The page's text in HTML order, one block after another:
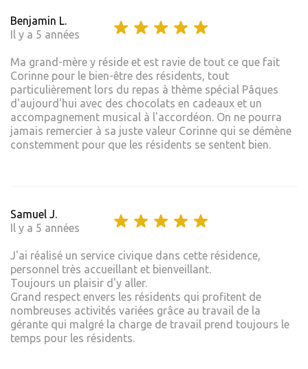
Benjamin L.
Il y a 5 années
Ma grand-mère y réside et est ravie de tout ce que fait
Corinne pour le bien-être des résidents, tout
particulièrement lors du repas à thème spécial Pâques
d'aujourd'hui avec des chocolats en cadeaux et un
accompagnement musical à l'accordéon. On ne pourra
jamais remercier à sa juste valeur Corinne qui se démène
constemment pour que les résidents se sentent bien.
Samuel J.
Il y a 5 années
J'ai réalisé un service civique dans cette résidence,
personnel très accueillant et bienveillant.
Toujours un plaisir d'y aller.
Grand respect envers les résidents qui profitent de
nombreuses activités variées grâce au travail de la
gérante qui malgré la charge de travail prend toujours le
temps pour les résidents.